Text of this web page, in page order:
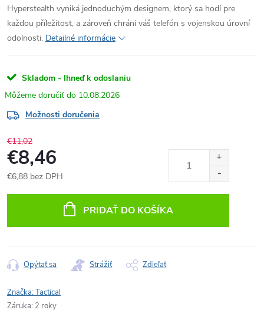
Hyperstealth vyniká jednoduchým designem, ktorý sa hodí pre
každou příležitost, a zároveň chráni váš telefón s vojenskou úrovní
odolnosti. Detailné informácie
Skladom - Ihneď k odoslaniu
10.08.2026
Možnosti doručenia
€11,02
€8,46
€6,88 bez DPH
PRIDAŤ DO KOŠÍKA
Opýtať sa Strážiť Zdieľať
Značka:Tactical
Záruka: 2 roky